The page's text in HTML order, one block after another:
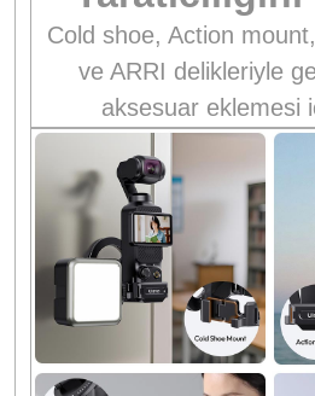
Cold shoe, Action
ve ARRI delikleriyle
aksesuar eklemesi